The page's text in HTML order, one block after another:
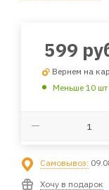
599
Вернем на
Меньше 10 шт
Самовывоз:
Хочу в подарок